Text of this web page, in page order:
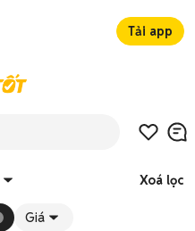
Tải app
Xoá lọc
Giá